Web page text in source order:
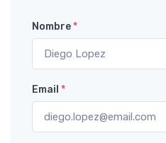
Nombre*
Email *